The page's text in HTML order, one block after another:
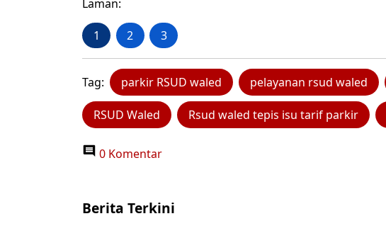
Laman:
1 2 3
Tag: parkir RSUD waled pelayanan rsud waled
RSUD Waled Rsud waled tepis isu tarif parkir
0 Komentar
Berita Terkini